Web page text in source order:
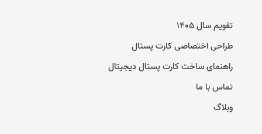
تقویم سال ۱۴۰۵
طراحی اختصاصی کارت پستال
راهنمای ساخت کارت پستال دیجیتال
تماس با ما
وبلاگ